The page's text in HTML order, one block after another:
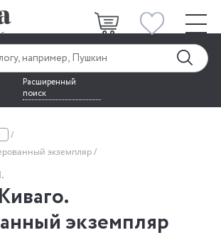
Расширенный
поиск
экземпляр
экземпляр